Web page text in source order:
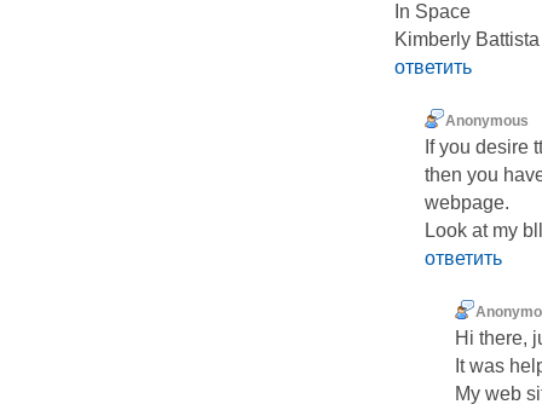
In Space
Kimberly Battista
ответить
Anonymous
If you desire
then you
webpage.
Look at my
ответить
Hi there,
It was
My web